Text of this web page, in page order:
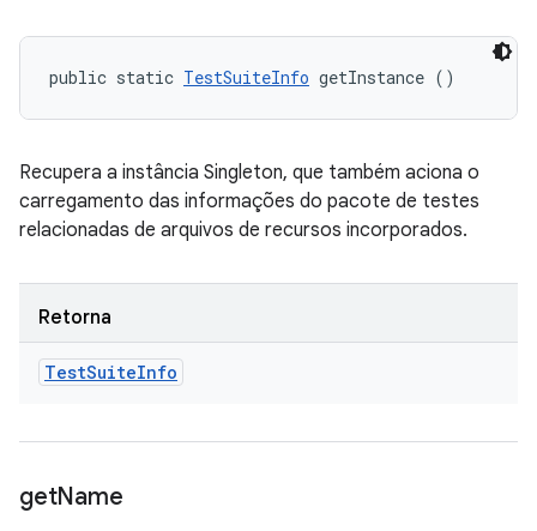
public static TestSuiteInfo getInstance ()
Recupera a instância Singleton, que também aciona o
carregamento das informações do pacote de testes
relacionadas de arquivos de recursos incorporados.
Retorna
TestSuiteInfo
getName